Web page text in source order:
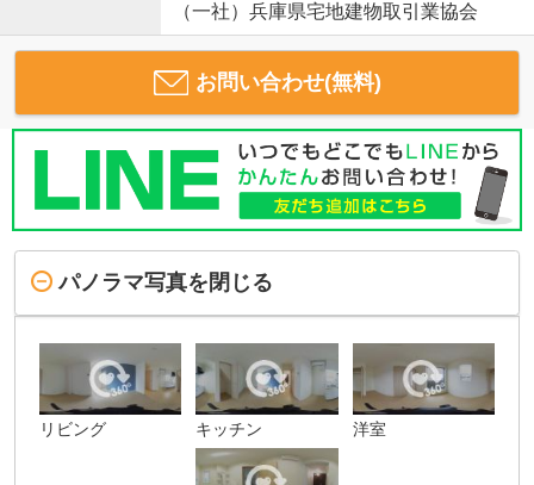
（一社）兵庫県宅地建物取引業協会
お問い合わせ(無料)
パノラマ写真を閉じる
リビング キッチン 洋室